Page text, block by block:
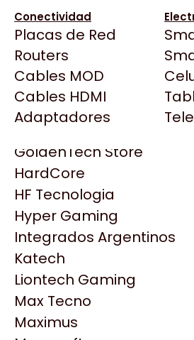
Conectividad
Placas de Red
Routers
Cables MOD
Cables HDMI
Adaptadores
Deepcool
Dell
EVGA
Gamemax
Genesis
Genius
HP
HyperX
INNO3D
Intel
Kingston
Lenovo
Logitech
MSI
NVIDIA GeForce
Click Gaming
Compufan Store
Dinobyte
Full H4rd
Gaming City
Gezatek
GoldenTech Store
HardCore
HF Tecnologia
Hyper Gaming
Integrados Argentinos
Katech
Liontech Gaming
Max Tecno
Maximus